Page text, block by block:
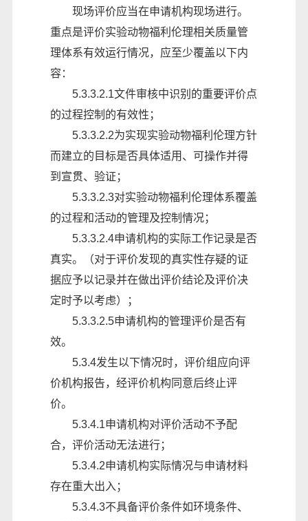
现场评价应当在申请机构现场进行。
重点是评价实验动物福利伦理相关质量管
理体系有效运行情况，应至少覆盖以下内
容：
5.3.3.2.1文件审核中识别的重要评价点
的过程控制的有效性；
5.3.3.2.2为实现实验动物福利伦理方针
而建立的目标是否具体适用、可操作并得
到宣贯、验证；
5.3.3.2.3对实验动物福利伦理体系覆盖
的过程和活动的管理及控制情况；
5.3.3.2.4申请机构的实际工作记录是否
真实。（对于评价发现的真实性存疑的证
据应予以记录并在做出评价结论及评价决
定时予以考虑）；
5.3.3.2.5申请机构的管理评价是否有
效。
5.3.4发生以下情况时，评价组应向评
价机构报告，经评价机构同意后终止评
价。
5.3.4.1申请机构对评价活动不予配
合，评价活动无法进行；
5.3.4.2申请机构实际情况与申请材料
存在重大出入；
5.3.4.3不具备评价条件如环境条件、